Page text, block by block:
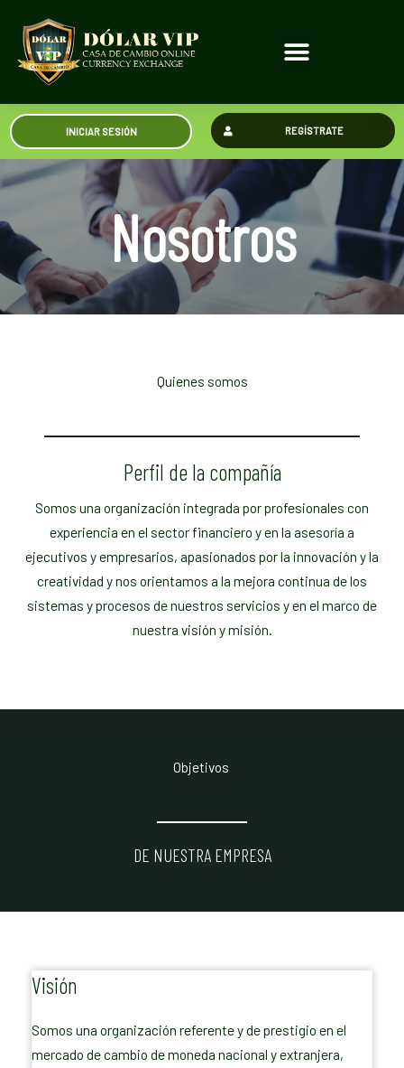
INICIAR SESIÓN REGÍSTRATE
Nosotros
Quienes somos
Perfil de la compañía
Somos una organización integrada por profesionales con
experiencia en el sector financiero y en la asesoría a
ejecutivos y empresarios, apasionados por la innovación y la
creatividad y nos orientamos a la mejora continua de los
sistemas y procesos de nuestros servicios y en el marco de
nuestra visión y misión.
Objetivos
DE NUESTRA EMPRESA
Visión
Somos una organización referente y de prestigio en el
mercado de cambio de moneda nacional y extranjera,